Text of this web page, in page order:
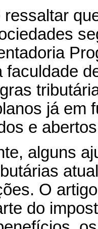
faculdade
já em
e
alguns
O
do